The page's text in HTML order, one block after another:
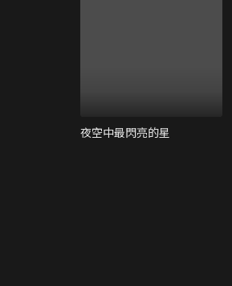
夜空中最閃亮的星